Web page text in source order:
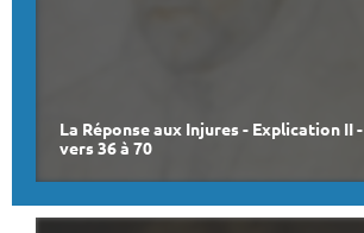
La Réponse aux Injures - Explication II -
vers 36 à 70